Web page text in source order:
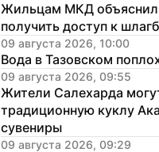
Жильцам МКД
получить доступ к
09 августа 2026, 10:00
Вода в Тазовском
09 августа 2026, 09:55
Жители Салехарда
традиционную куклу
сувениры
09 августа 2026, 09:29